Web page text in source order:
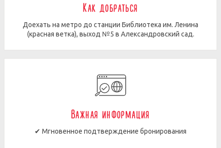
Как добраться
Доехать на метро до станции Библиотека им. Ленина
(красная ветка), выход №5 в Александровский сад.
Важная информация
✔ Мгновенное подтверждение бронирования